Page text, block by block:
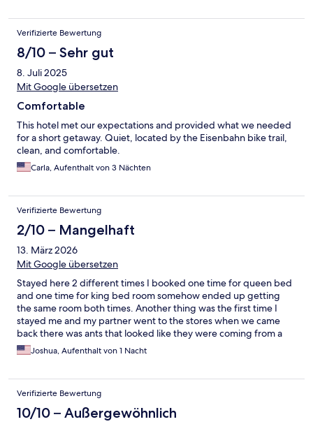
Verifizierte Bewertung
8/10 – Sehr gut
8. Juli 2025
Mit Google übersetzen
Comfortable
This hotel met our expectations and provided what we needed
for a short getaway. Quiet, located by the Eisenbahn bike trail,
clean, and comfortable.
Carla, Aufenthalt von 3 Nächten
Verifizierte Bewertung
2/10 – Mangelhaft
13. März 2026
Mit Google übersetzen
Stayed here 2 different times I booked one time for queen bed
and one time for king bed room somehow ended up getting
the same room both times. Another thing was the first time I
stayed me and my partner went to the stores when we came
back there was ants that looked like they were coming from a
corner of the wall we thought this was a one time thing until it
happened the second time there
Joshua, Aufenthalt von 1 Nacht
Verifizierte Bewertung
10/10 – Außergewöhnlich